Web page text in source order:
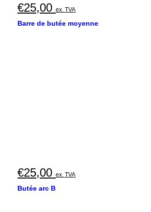
€25,00 ex. TVA
Barre de butée moyenne
€25,00 ex. TVA
Butée arc B